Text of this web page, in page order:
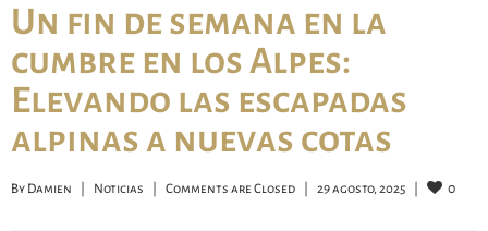
Un fin de semana en la
cumbre en los Alpes:
Elevando las escapadas
alpinas a nuevas cotas
By Damien Noticias Comments are Closed 29 agosto, 2025 0